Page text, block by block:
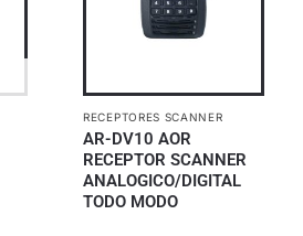
RECEPTORES SCANNER
AR-DV10 AOR
RECEPTOR SCANNER
ANALOGICO/DIGITAL
TODO MODO